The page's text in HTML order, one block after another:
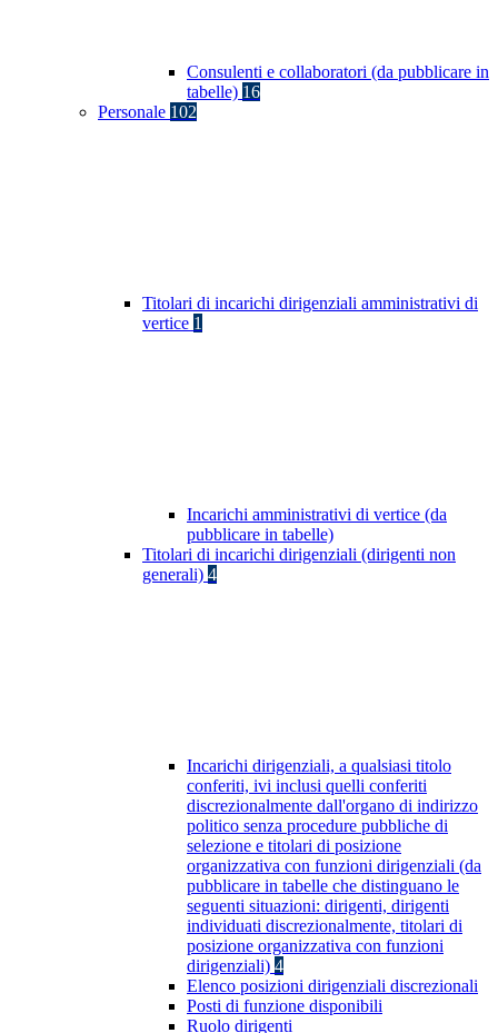
Consulenti e collaboratori (da pubblicare in
tabelle) 16
Personale 102
Titolari di incarichi dirigenziali amministrativi di
vertice 1
Incarichi amministrativi di vertice (da
pubblicare in tabelle)
Titolari di incarichi dirigenziali (dirigenti non
generali) 4
Incarichi dirigenziali, a qualsiasi titolo
conferiti, ivi inclusi quelli conferiti
discrezionalmente dall'organo di indirizzo
politico senza procedure pubbliche di
selezione e titolari di posizione
organizzativa con funzioni dirigenziali (da
pubblicare in tabelle che distinguano le
seguenti situazioni: dirigenti, dirigenti
individuati discrezionalmente, titolari di
posizione organizzativa con funzioni
dirigenziali) 4
Elenco posizioni dirigenziali discrezionali
Posti di funzione disponibili
Ruolo dirigenti